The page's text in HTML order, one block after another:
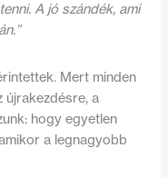
A jó szándék, ami
Mert minden
újrakezdésre, a
hogy egyetlen
a legnagyobb